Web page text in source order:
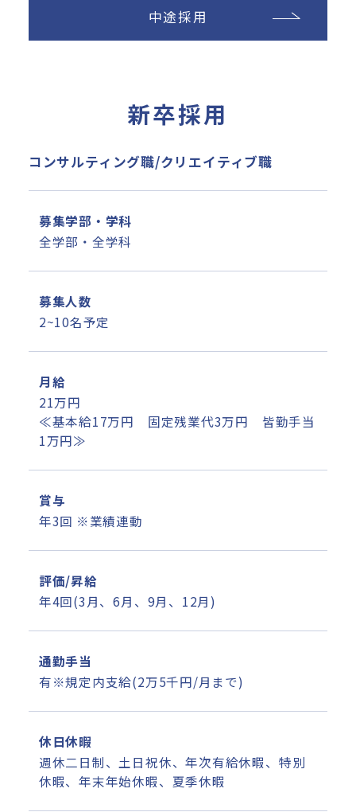
中途採用
新卒採用
コンサルティング職/クリエイティブ職
募集学部・学科
全学部・全学科
募集人数
2~10名予定
月給
21万円
≪基本給17万円 固定残業代3万円 皆勤手当
1万円≫
賞与
年3回 ※業績連動
評価/昇給
年4回(3月、6月、9月、12月)
通勤手当
有※規定内支給(2万5千円/月まで)
休日休暇
週休二日制、土日祝休、年次有給休暇、特別
休暇、年末年始休暇、夏季休暇